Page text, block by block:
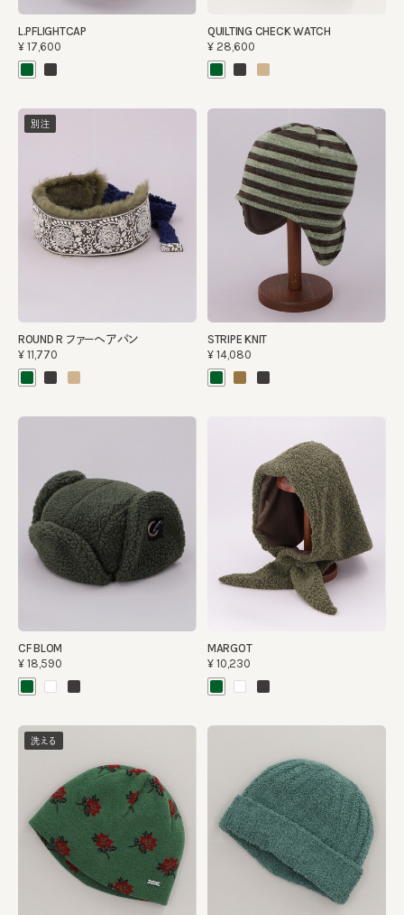
L.PFLIGHTCAP
¥17,600
QUILTING CHECK WATCH
¥28,600
別注
ROUND R ファーヘアバン
¥11,770
STRIPE KNIT
¥14,080
CF BLOM
¥18,590
MARGOT
¥10,230
洗える